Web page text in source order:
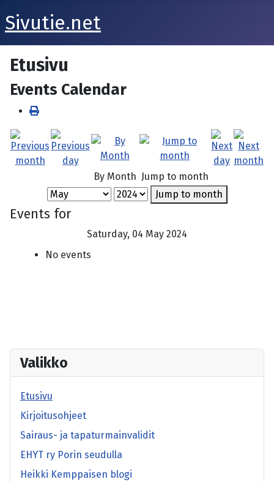
Sivutie.net
Etusivu
Events Calendar
By Month Jump to month
Jump to month
Events for
Saturday, 04 May 2024
No events
Valikko
Etusivu
Kirjoitusohjeet
Sairaus- ja tapaturmainvalidit
EHYT ry Porin seudulla
Heikki Kemppaisen blogi